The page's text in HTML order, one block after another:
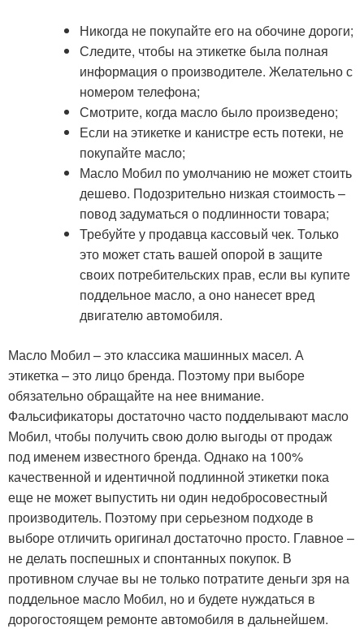
Никогда не покупайте его на обочине дороги;
Следите, чтобы на этикетке была полная
информация о производителе. Желательно с
номером телефона;
Смотрите, когда масло было произведено;
Если на этикетке и канистре есть потеки, не
покупайте масло;
Масло Мобил по умолчанию не может стоить
дешево. Подозрительно низкая стоимость –
повод задуматься о подлинности товара;
Требуйте у продавца кассовый чек. Только
это может стать вашей опорой в защите
своих потребительских прав, если вы купите
поддельное масло, а оно нанесет вред
двигателю автомобиля.
Масло Мобил – это классика машинных масел. А
этикетка – это лицо бренда. Поэтому при выборе
обязательно обращайте на нее внимание.
Фальсификаторы достаточно часто подделывают масло
Мобил, чтобы получить свою долю выгоды от продаж
под именем известного бренда. Однако на 100%
качественной и идентичной подлинной этикетки пока
еще не может выпустить ни один недобросовестный
производитель. Поэтому при серьезном подходе в
выборе отличить оригинал достаточно просто. Главное –
не делать поспешных и спонтанных покупок. В
противном случае вы не только потратите деньги зря на
поддельное масло Мобил, но и будете нуждаться в
дорогостоящем ремонте автомобиля в дальнейшем.